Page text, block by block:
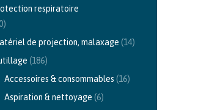
respiratoire
de projection, malaxage (14)
(186)
Accessoires & consommables (16)
Aspiration & nettoyage (6)